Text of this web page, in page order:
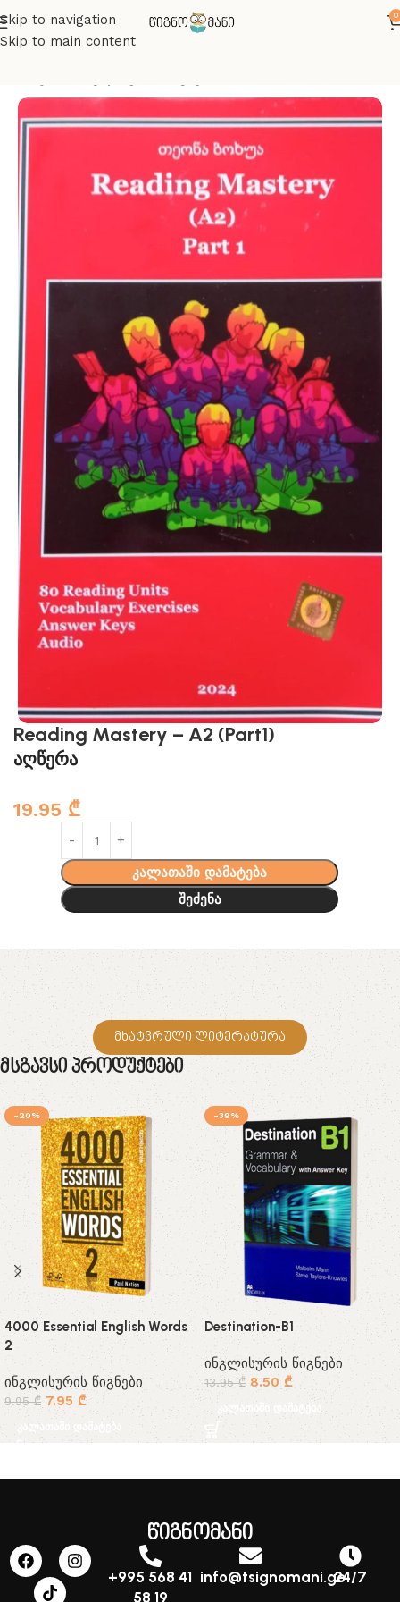
Skip to navigation
Skip to main content
0
Reading Mastery – A2 (Part1)
აღწერა
19.95 ₾
კალათაში დამატება
შეძენა
მხატვრული ლიტერატურა
Მსგავსი Პროდუქტები
-20%
4000 Essential English Words
2
ინგლისურის წიგნები
9.95₾ 7.95 ₾
კალათაში დამატება
-39%
Destination-B1
ინგლისურის წიგნები
13.95₾ 8.50 ₾
კალათაში დამატება
წიგნომანი
+995 568 41
58 19
info@tsignomani.ge24/7